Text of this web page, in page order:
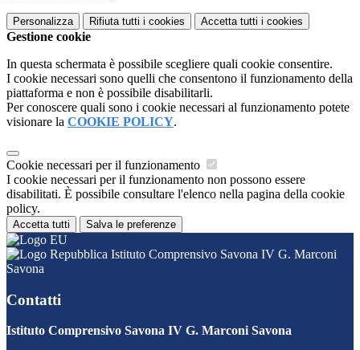
Personalizza Rifiuta tutti i cookies Accetta tutti i cookies
Gestione cookie
In questa schermata è possibile scegliere quali cookie consentire.
I cookie necessari sono quelli che consentono il funzionamento della
piattaforma e non è possibile disabilitarli.
Per conoscere quali sono i cookie necessari al funzionamento potete
visionare la COOKIE POLICY.
Cookie necessari per il funzionamento
I cookie necessari per il funzionamento non possono essere
disabilitati. È possibile consultare l'elenco nella pagina della cookie
policy.
Accetta tutti Salva le preferenze
Istituto Comprensivo Savona IV G. Marconi
Savona
Contatti
Istituto Comprensivo Savona IV G. Marconi Savona